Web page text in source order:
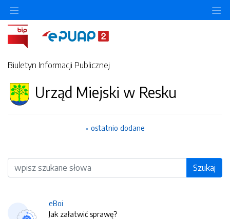
Biuletyn Informacji Publicznej
Urząd Miejski w Resku
ostatnio dodane
Wyszukiwarka Szukaj
eBoi
Jak załatwić sprawę?